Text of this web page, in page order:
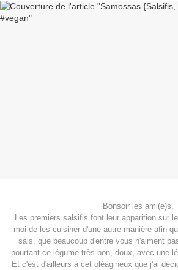
Bonsoir les ami(e)s,
Les premiers salsifis font leur apparition sur
moi de les cuisiner d'une autre manière afin
sais, que beaucoup d'entre vous n'aiment
pourtant ce légume très bon, doux, avec une
Et c'est d'ailleurs à cet oléagineux que j'ai